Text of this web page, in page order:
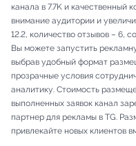
канала в 7.7K и качественный
внимание аудитории и
12.2, количество отзывов – 6,
Вы можете запустить
выбрав удобный формат
прозрачные условия
аналитику. Стоимость
выполненных заявок канал
партнер для рекламы в TG.
привлекайте новых клиентов